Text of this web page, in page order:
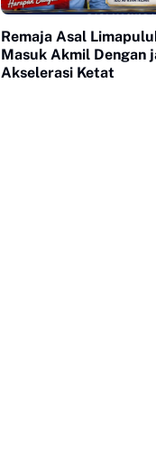
Remaja Asal
Masuk Akmil Dengan
Akselerasi Ketat